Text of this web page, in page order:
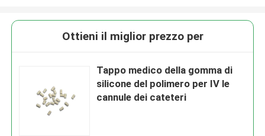
Ottieni il miglior prezzo per
Tappo medico della gomma di
silicone del polimero per IV le
cannule dei cateteri